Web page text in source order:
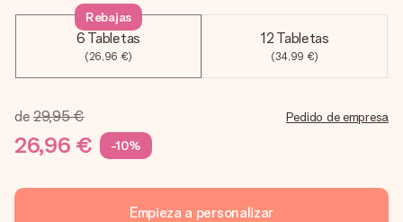
6 Tabletas
(26,96 €)
Rebajas
12 Tabletas
(34,99 €)
de 29,95 €
26,96 € -10%
Pedido de empresa
Empieza a personalizar